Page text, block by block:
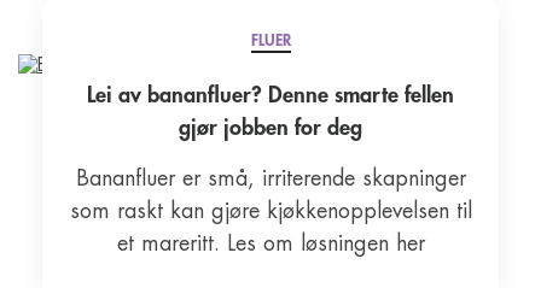
FLUER
Lei av bananfluer? Denne smarte fellen
gjør jobben for deg
Bananfluer er små, irriterende skapninger
som raskt kan gjøre kjøkkenopplevelsen til
et mareritt. Les om løsningen her